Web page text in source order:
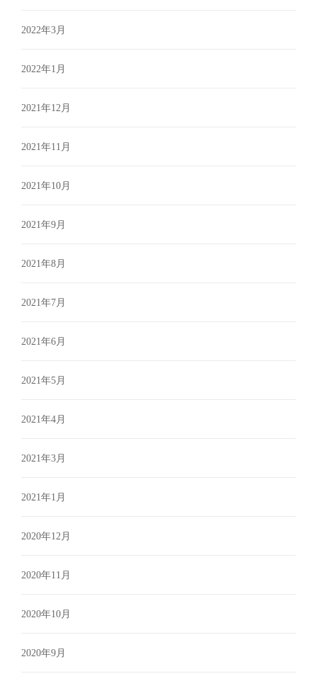
2022年3月
2022年1月
2021年12月
2021年11月
2021年10月
2021年9月
2021年8月
2021年7月
2021年6月
2021年5月
2021年4月
2021年3月
2021年1月
2020年12月
2020年11月
2020年10月
2020年9月